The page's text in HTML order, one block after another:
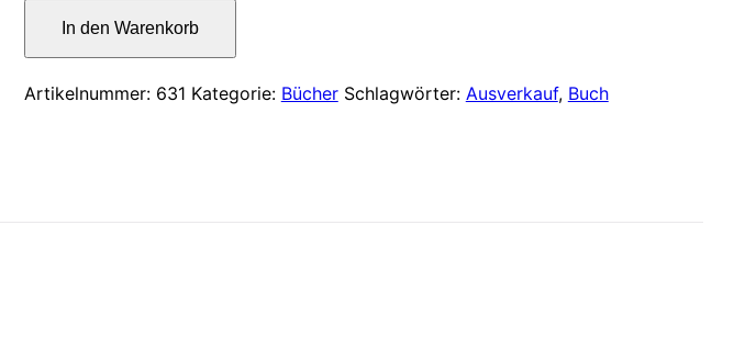
6,00 €5,00 €.
Höhle
Menge
In den Warenkorb
Artikelnummer: 631 Kategorie: Bücher Schlagwörter: Ausverkauf, Buch